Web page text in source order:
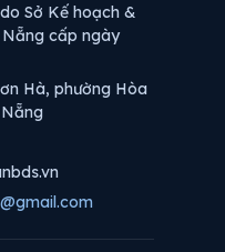
Sở Kế hoạch &
cấp ngày
Hà, phường Hòa